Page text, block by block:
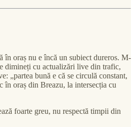
în oraș nu e încă un subiect dureros. M-
dimineți cu actualizări live din trafic,
„partea bună e că se circulă constant,
în oraș din Breazu, la intersecția cu
foarte greu, nu respectă timpii din